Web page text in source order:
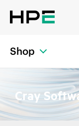
Shop
Cray